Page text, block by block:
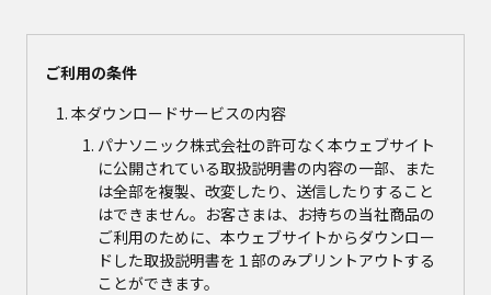
ご利用の条件
本ダウンロードサービスの内容
パナソニック株式会社の許可なく本ウェブサイト
に公開されている取扱説明書の内容の一部、また
は全部を複製、改変したり、送信したりすること
はできません。お客さまは、お持ちの当社商品の
ご利用のために、本ウェブサイトからダウンロー
ドした取扱説明書を１部のみプリントアウトする
ことができます。